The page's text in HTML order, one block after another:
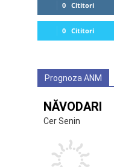
0 Cititori
0 Cititori
Prognoza ANM
NĂVODARI
Cer Senin